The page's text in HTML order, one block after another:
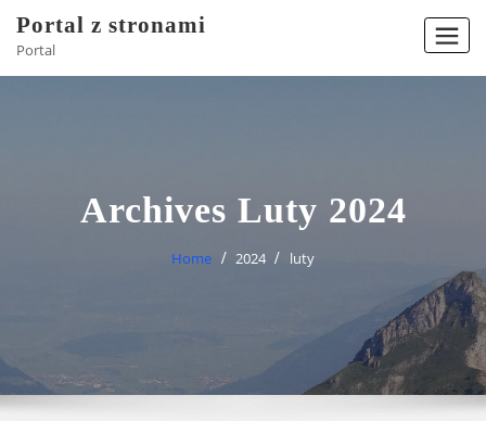
content
Portal z stronami
Portal
Archives Luty 2024
Home 2024 luty